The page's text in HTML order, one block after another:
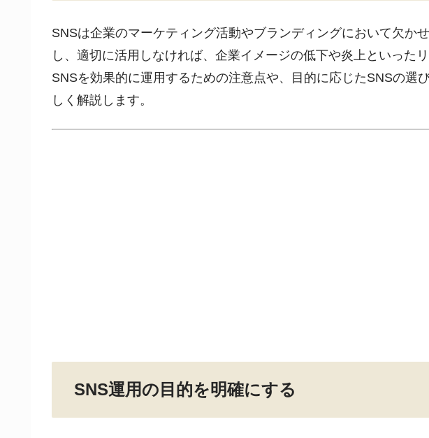
SNSは企業のマーケティング活動やブランディングにおいて欠か
し、適切に活用しなければ、企業イメージの低下や炎上といった
SNSを効果的に運用するための注意点や、目的に応じたSNSの選
しく解説します。
SNS運用の目的を明確にする